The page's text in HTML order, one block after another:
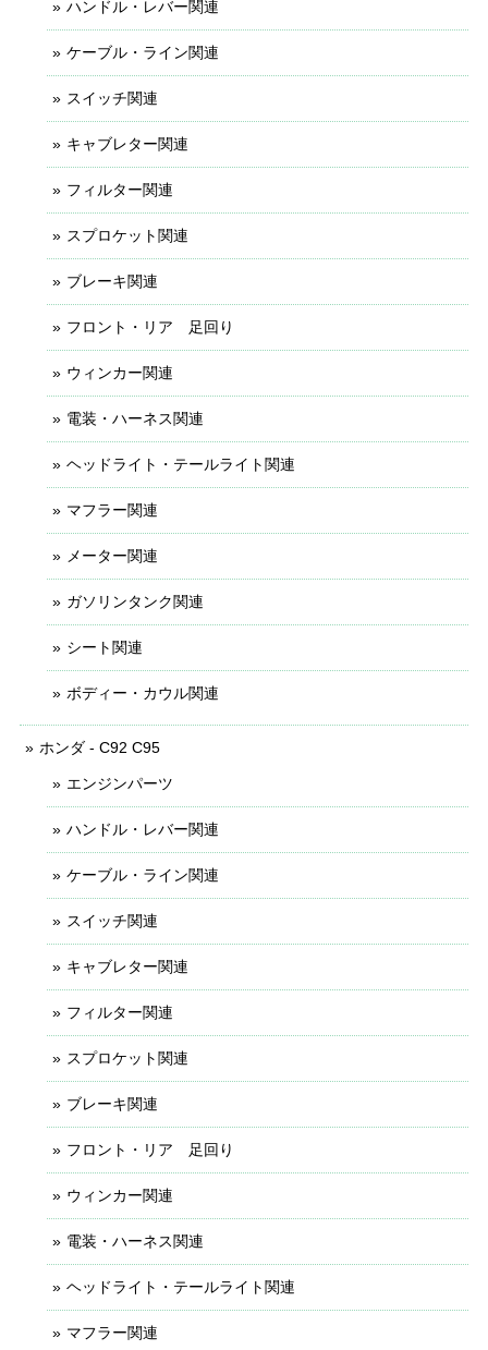
ハンドル・レバー関連
ケーブル・ライン関連
スイッチ関連
キャブレター関連
フィルター関連
スプロケット関連
ブレーキ関連
フロント・リア 足回り
ウィンカー関連
電装・ハーネス関連
ヘッドライト・テールライト関連
マフラー関連
メーター関連
ガソリンタンク関連
シート関連
ボディー・カウル関連
ホンダ - C92 C95
エンジンパーツ
ハンドル・レバー関連
ケーブル・ライン関連
スイッチ関連
キャブレター関連
フィルター関連
スプロケット関連
ブレーキ関連
フロント・リア 足回り
ウィンカー関連
電装・ハーネス関連
ヘッドライト・テールライト関連
マフラー関連